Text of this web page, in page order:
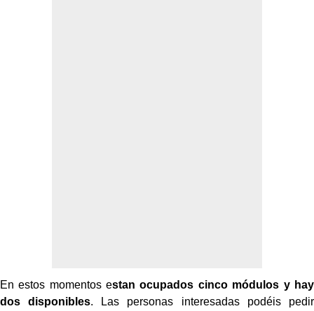
En estos momentos estan ocupados cinco módulos y hay
dos disponibles. Las personas interesadas podéis pedir